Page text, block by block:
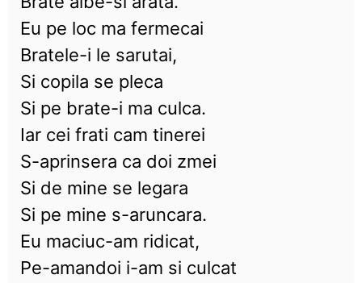
Eu pe loc ma fermecai
Bratele-i le sarutai,
Si copila se pleca
Si pe brate-i ma culca.
Iar cei frati cam tinerei
S-aprinsera ca doi zmei
Si de mine se legara
Si pe mine s-aruncara.
Eu maciuc-am ridicat,
Pe-amandoi i-am si culcat